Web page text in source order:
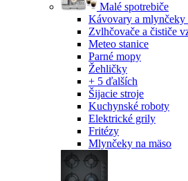
Malé spotrebiče
Kávovary a mlynčeky
Zvlhčovače a čističe
Meteo stanice
Parné mopy
Žehličky
+ 5 ďalších
Šijacie stroje
Kuchynské roboty
Elektrické grily
Fritézy
Mlynčeky na mäso